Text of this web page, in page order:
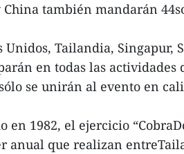
también mandarán
Unidos, Tailandia, Singapur,
en todas las
se unirán al evento en
en 1982, el ejercicio
anual que realizan